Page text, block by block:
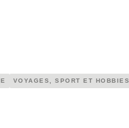
VOYAGES, SPORT ET HOBBIES